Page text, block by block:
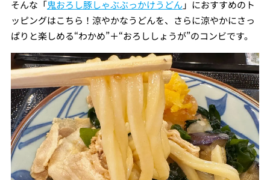
そんな「鬼おろし豚しゃぶぶっかけうどん 」におすすめのト
ッピングはこちら！涼やかなうどんを、さらに涼やかにさっ
ぱりと楽しめる“わかめ”＋“おろししょうが”のコンビです。